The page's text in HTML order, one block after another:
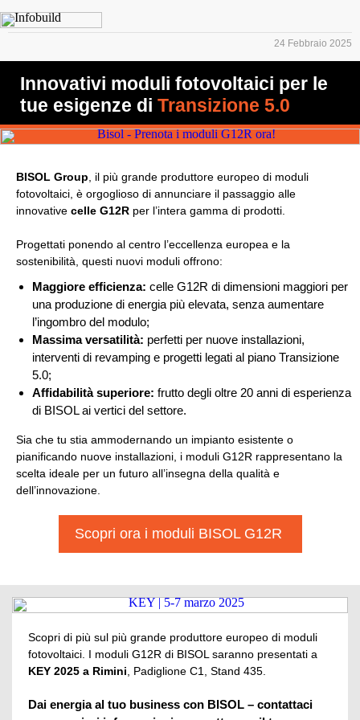
24 Febbraio 2025
Innovativi moduli fotovoltaici per le
tue esigenze di Transizione 5.0
BISOL Group , il più grande produttore europeo di moduli
fotovoltaici, è orgoglioso di annunciare il passaggio alle
innovative celle G12R per l’intera gamma di prodotti.
Progettati ponendo al centro l’eccellenza europea e la
sostenibilità, questi nuovi moduli offrono:
Maggiore efficienza: celle G12R di dimensioni maggiori per
una produzione di energia più elevata, senza aumentare
l’ingombro del modulo;
Massima versatilità: perfetti per nuove installazioni,
interventi di revamping e progetti legati al piano Transizione
5.0;
Affidabilità superiore: frutto degli oltre 20 anni di esperienza
di BISOL ai vertici del settore.
Sia che tu stia ammodernando un impianto esistente o
pianificando nuove installazioni, i moduli G12R rappresentano la
scelta ideale per un futuro all’insegna della qualità e
dell’innovazione.
Scopri ora i moduli BISOL G12R
Scopri di più sul più grande produttore europeo di moduli
fotovoltaici. I moduli G12R di BISOL saranno presentati a
KEY 2025 a Rimini , Padiglione C1, Stand 435.
Dai energia al tuo business con BISOL – contattaci